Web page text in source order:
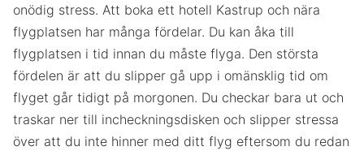
onödig stress. Att boka ett hotell Kastrup och nära
flygplatsen har många fördelar. Du kan åka till
flygplatsen i tid innan du måste flyga. Den största
fördelen är att du slipper gå upp i omänsklig tid om
flyget går tidigt på morgonen. Du checkar bara ut och
traskar ner till incheckningsdisken och slipper stressa
över att du inte hinner med ditt flyg eftersom du redan